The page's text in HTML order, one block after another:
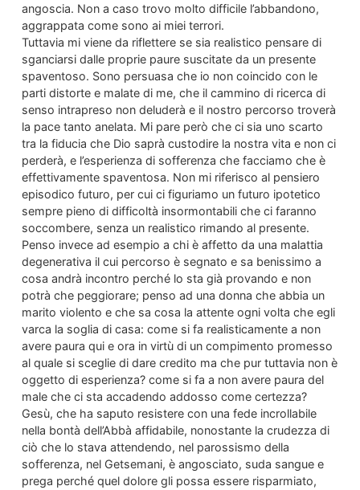
angoscia. Non a caso trovo molto difficile l’abbandono,
aggrappata come sono ai miei terrori.
Tuttavia mi viene da riflettere se sia realistico pensare di
sganciarsi dalle proprie paure suscitate da un presente
spaventoso. Sono persuasa che io non coincido con le
parti distorte e malate di me, che il cammino di ricerca di
senso intrapreso non deluderà e il nostro percorso troverà
la pace tanto anelata. Mi pare però che ci sia uno scarto
tra la fiducia che Dio saprà custodire la nostra vita e non ci
perderà, e l’esperienza di sofferenza che facciamo che è
effettivamente spaventosa. Non mi riferisco al pensiero
episodico futuro, per cui ci figuriamo un futuro ipotetico
sempre pieno di difficoltà insormontabili che ci faranno
soccombere, senza un realistico rimando al presente.
Penso invece ad esempio a chi è affetto da una malattia
degenerativa il cui percorso è segnato e sa benissimo a
cosa andrà incontro perché lo sta già provando e non
potrà che peggiorare; penso ad una donna che abbia un
marito violento e che sa cosa la attente ogni volta che egli
varca la soglia di casa: come si fa realisticamente a non
avere paura qui e ora in virtù di un compimento promesso
al quale si sceglie di dare credito ma che pur tuttavia non è
oggetto di esperienza? come si fa a non avere paura del
male che ci sta accadendo addosso come certezza?
Gesù, che ha saputo resistere con una fede incrollabile
nella bontà dell’Abbà affidabile, nonostante la crudezza di
ciò che lo stava attendendo, nel parossismo della
sofferenza, nel Getsemani, è angosciato, suda sangue e
prega perché quel dolore gli possa essere risparmiato,